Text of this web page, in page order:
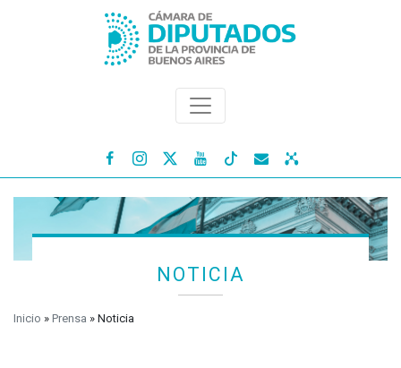
   
NOTICIA
Inicio » Prensa » Noticia